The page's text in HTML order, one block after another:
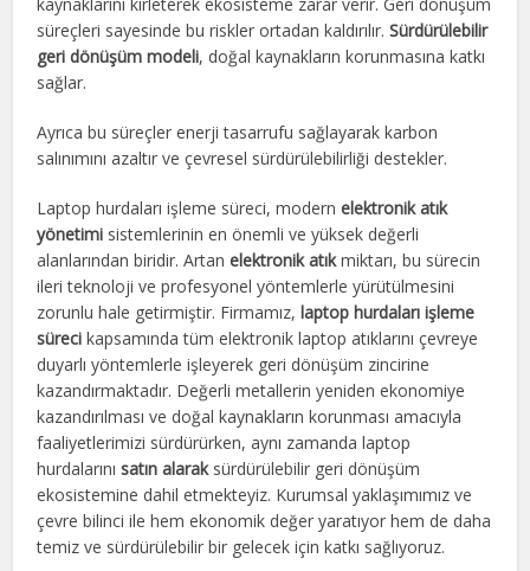
süreçleri sayesinde bu riskler ortadan kaldırılır.Sürdürülebilir
geri dönüşüm modeli, doğal kaynakların korunmasına katkı
sağlar.
Ayrıca bu süreçler enerji tasarrufu sağlayarak karbon
salınımını azaltır ve çevresel sürdürülebilirliği destekler.
Laptop hurdaları işleme süreci, modernelektronik atık
yönetimi sistemlerinin en önemli ve yüksek değerli
alanlarından biridir. Artanelektronik atıkmiktarı, bu sürecin
ileri teknoloji ve profesyonel yöntemlerle yürütülmesini
zorunlu hale getirmiştir. Firmamız, laptop hurdaları işleme
süreci kapsamında tüm elektronik laptop atıklarını çevreye
duyarlı yöntemlerle işleyerek geri dönüşüm zincirine
kazandırmaktadır. Değerli metallerin yeniden ekonomiye
kazandırılması ve doğal kaynakların korunması amacıyla
faaliyetlerimizi sürdürürken, aynı zamanda laptop
hurdalarınısatın alaraksürdürülebilir geri dönüşüm
ekosistemine dahil etmekteyiz. Kurumsal yaklaşımımız ve
çevre bilinci ile hem ekonomik değer yaratıyor hem de daha
temiz ve sürdürülebilir bir gelecek için katkı sağlıyoruz.